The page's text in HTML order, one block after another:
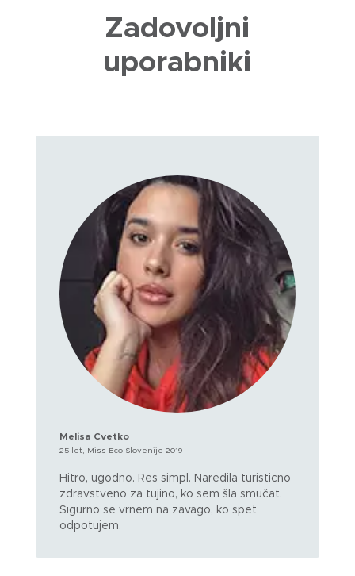
Zadovoljni
uporabniki
Melisa Cvetko
25 let, Miss Eco Slovenije 2019
Hitro, ugodno. Res simpl. Naredila turisticno
zdravstveno za tujino, ko sem šla smučat.
Sigurno se vrnem na zavago, ko spet
odpotujem.